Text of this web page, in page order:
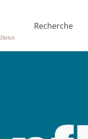
Recherche